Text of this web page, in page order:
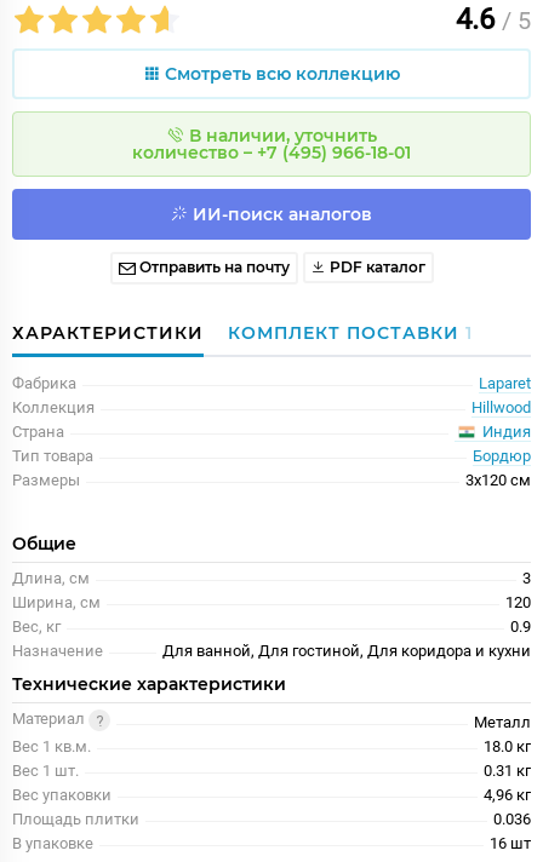
4.6 / 5
Смотреть всю коллекцию
В наличии, уточнить
количество – +7 (495) 966-18-01
ИИ-поиск аналогов
Отправить на почту PDF каталог
ХАРАКТЕРИСТИКИ КОМПЛЕКТ ПОСТАВКИ 1
Фабрика
Laparet
Коллекция
Hillwood
Страна
Индия
Тип товара
Бордюр
Размеры
3x120 см
Общие
Длина, см
3
Ширина, см
120
Вес, кг
0.9
Назначение
Для ванной, Для гостиной, Для коридора и кухни
Технические характеристики
Материал
Металл
Вес 1 кв.м.
18.0 кг
Вес 1 шт.
0.31 кг
Вес упаковки
4,96 кг
Площадь плитки
0.036
В упаковке
16 шт